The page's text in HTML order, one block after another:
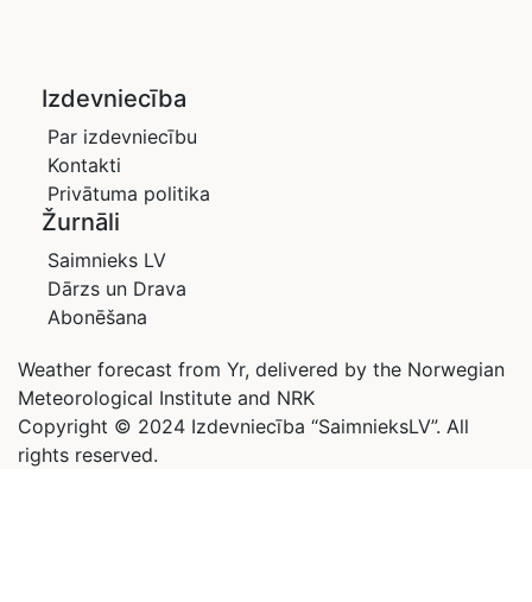
Izdevniecība
Par izdevniecību
Kontakti
Privātuma politika
Žurnāli
Saimnieks LV
Dārzs un Drava
Abonēšana
Weather forecast from Yr, delivered by the Norwegian
Meteorological Institute and NRK
Copyright © 2024 Izdevniecība “SaimnieksLV”. All
rights reserved.